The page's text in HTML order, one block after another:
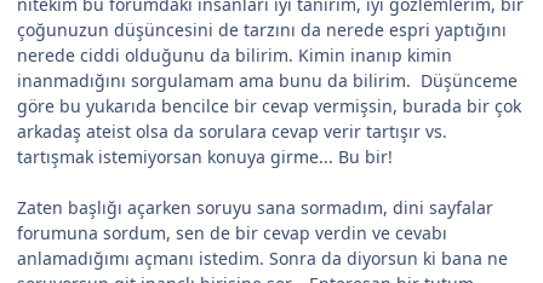
çoğunuzun düşüncesini de tarzını da nerede espri yaptığını
nerede ciddi olduğunu da bilirim. Kimin inanıp kimin
inanmadığını sorgulamam ama bunu da bilirim. Düşünceme
göre bu yukarıda bencilce bir cevap vermişsin, burada bir çok
arkadaş ateist olsa da sorulara cevap verir tartışır vs.
tartışmak istemiyorsan konuya girme... Bu bir!
Zaten başlığı açarken soruyu sana sormadım, dini sayfalar
forumuna sordum, sen de bir cevap verdin ve cevabı
anlamadığımı açmanı istedim. Sonra da diyorsun ki bana ne